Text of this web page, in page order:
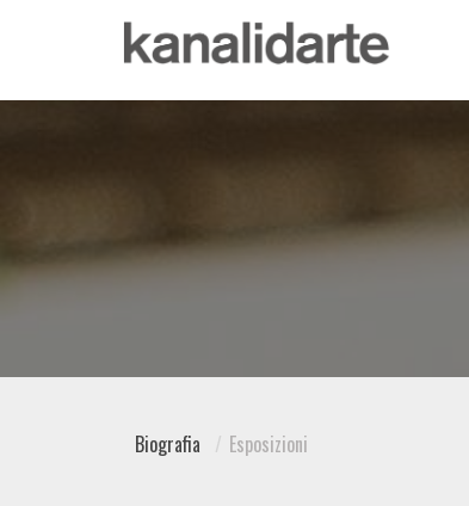
Biografia Esposizioni